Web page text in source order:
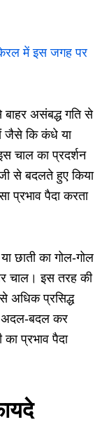
में इस जगह पर
बाहर असंबद्ध गति से
जैसे कि कंधे या
चाल का प्रदर्शन
से बदलते हुए किया
प्रभाव पैदा करता
छाती का गोल-गोल
चाल। इस तरह की
अधिक प्रसिद्ध
अदल-बदल कर
प्रभाव पैदा